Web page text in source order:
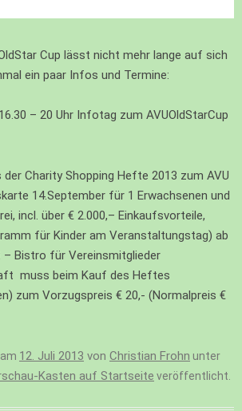
Cup lässt nicht mehr lange auf sich
ein paar Infos und Termine:
– 20 Uhr Infotag zum AVUOldStarCup
Charity Shopping Hefte 2013 zum AVU
14.September für 1 Erwachsenen und
incl. über € 2.000,– Einkaufsvorteile,
für Kinder am Veranstaltungstag) ab
Bistro für Vereinsmitglieder
muss beim Kauf des Heftes
zum Vorzugspreis € 20,- (Normalpreis €
12. Juli 2013 von Christian Frohn unter
Kasten auf Startseite veröffentlicht.